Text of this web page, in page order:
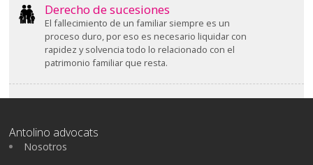
Derecho de sucesiones
El fallecimiento de un familiar siempre es un
proceso duro, por eso es necesario liquidar con
rapidez y solvencia todo lo relacionado con el
patrimonio familiar que resta.
Antolino advocats
Nosotros